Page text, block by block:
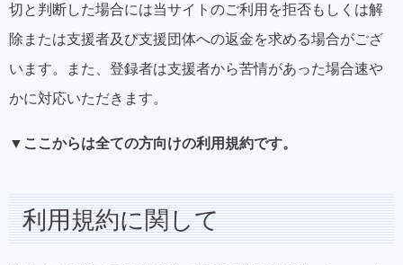
切と判断した場合には当サイトのご利用を拒否もしくは解
除または支援者及び支援団体への返金を求める場合がござ
います。また、登録者は支援者から苦情があった場合速や
かに対応いただきます。
▼ここからは全ての方向けの利用規約です。
利用規約に関して